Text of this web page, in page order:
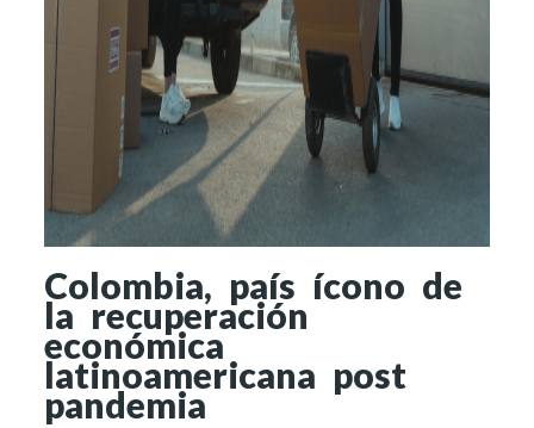
Colombia, país ícono de
la recuperación
económica
latinoamericana post
pandemia